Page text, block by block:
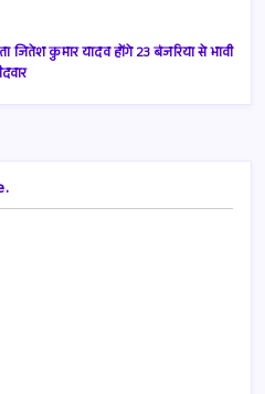
जितेश कुमार यादव होंगे 23 बंजरिया से भावी